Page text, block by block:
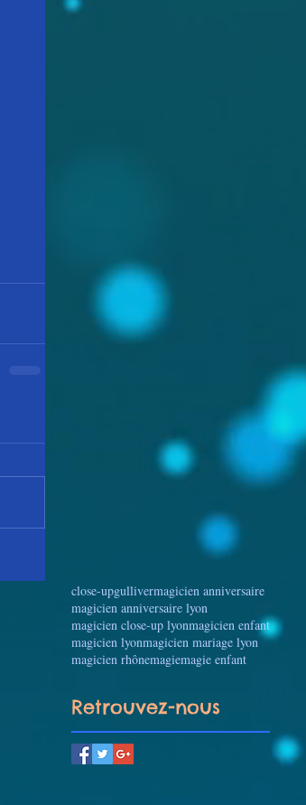
close-upgullivermagicien anniversaire
magicien anniversaire lyon
magicien close-up lyonmagicien enfant
magicien lyonmagicien mariage lyon
magicien rhônemagiemagie enfant
Retrouvez-nous